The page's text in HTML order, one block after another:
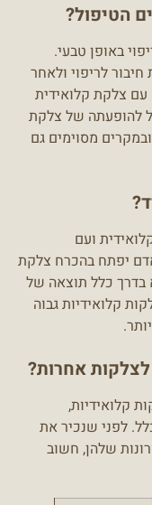
הטיפול?
באופן טבעי.
לריפוי ולאחר
עם צלקת קלואידית
להופעתה של צלקת
מסוימים גם
ועם
יפתח בהכרח צלקת
בדרך כלל תוצאה של
קלואידיות גבוה
אחרות?
קלואידיות,
לפני שנכיר את
שלהן, חשוב